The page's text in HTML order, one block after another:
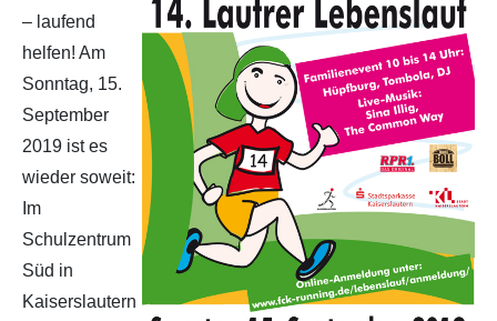
– laufend
helfen! Am
Sonntag, 15.
September
2019 ist es
wieder soweit:
Im
Schulzentrum
Süd in
Kaiserslautern